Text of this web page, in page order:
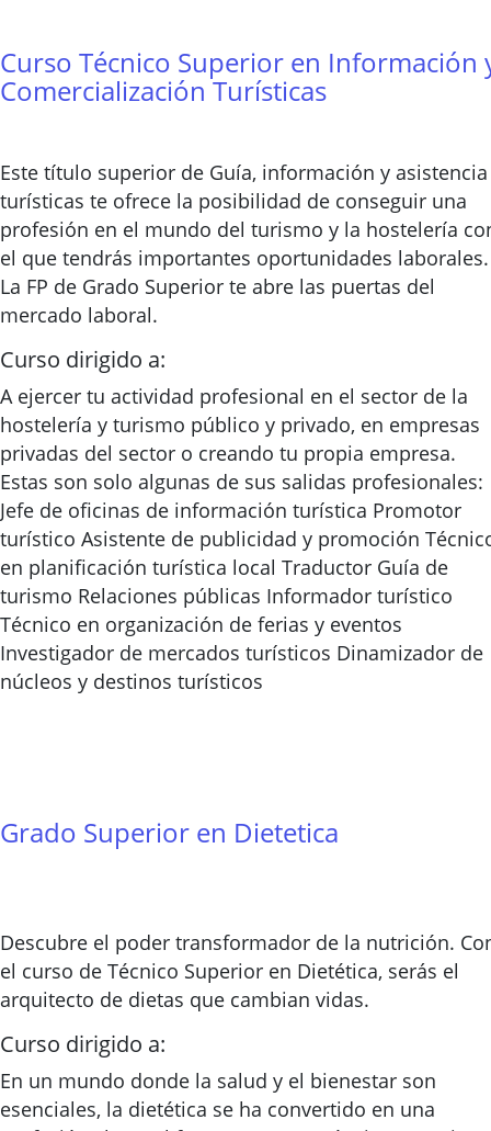
Curso Técnico Superior en Información
Comercialización Turísticas
Este título superior de Guía, información y asistencia
turísticas te ofrece la posibilidad de conseguir una
profesión en el mundo del turismo y la hostelería
el que tendrás importantes oportunidades laborales.
La FP de Grado Superior te abre las puertas del
mercado laboral.
Curso dirigido a:
A ejercer tu actividad profesional en el sector de la
hostelería y turismo público y privado, en empresas
privadas del sector o creando tu propia empresa.
Estas son solo algunas de sus salidas profesionales:
Jefe de oficinas de información turística Promotor
turístico Asistente de publicidad y promoción
en planificación turística local Traductor Guía de
turismo Relaciones públicas Informador turístico
Técnico en organización de ferias y eventos
Investigador de mercados turísticos Dinamizador de
núcleos y destinos turísticos
Grado Superior en Dietetica
Descubre el poder transformador de la nutrición.
el curso de Técnico Superior en Dietética, serás el
arquitecto de dietas que cambian vidas.
Curso dirigido a:
En un mundo donde la salud y el bienestar son
esenciales, la dietética se ha convertido en una